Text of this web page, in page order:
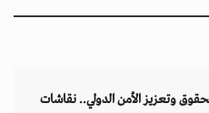
وتعزيز الأمن الدولي.. نقاشات